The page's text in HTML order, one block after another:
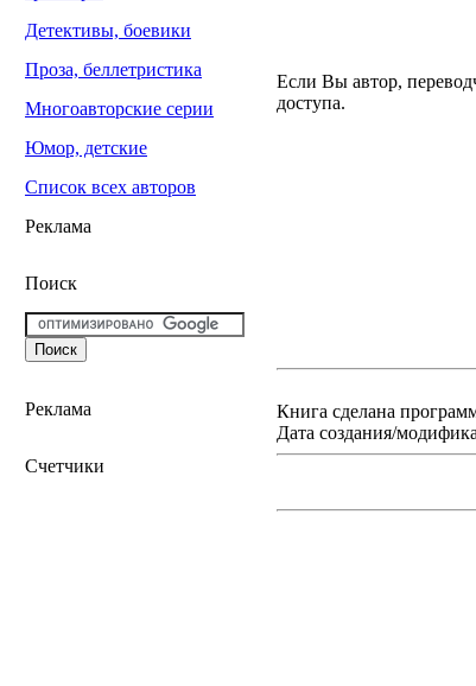
Детективы, боевики
Проза, беллетристика
Многоавторские серии
Юмор, детские
Список всех авторов
Реклама
Поиск
Реклама
Счетчики
Если Вы автор,
доступа.
Книга сделана
Дата создания/